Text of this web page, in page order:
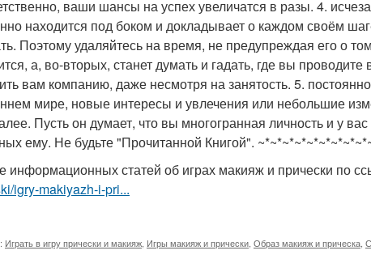
ваши шансы на успех увеличатся в разы. 4.
находится под боком и докладывает о каждом своём
Поэтому удаляйтесь на время, не предупреждая его о
а, во-вторых, станет думать и гадать, где вы
вам компанию, даже несмотря на занятость. 5.
мире, новые интересы и увлечения или небольшие
Пусть он думает, что вы многогранная личность и у
ему. Не будьте "Прочитанной Книгой".
информационных статей об играх макияж и прически по
igry-makiyazh-i-pri...
Играть в игру прически и макияж Игры макияж и прически Образ макияж и прическа